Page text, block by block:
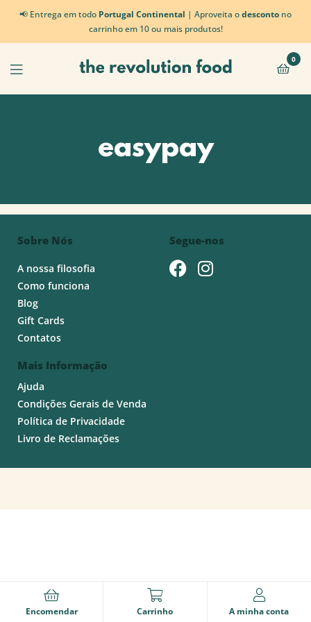
📢 Entrega em todo Portugal Continental | Aproveita odesconto no
carrinho em 10 ou mais produtos!
0
easypay
Sobre Nós
A nossa filosofia
Como funciona
Blog
Gift Cards
Contatos
Mais Informação
Ajuda
Condições Gerais de Venda
Política de Privacidade
Livro de Reclamações
Segue-nos
Encomendar Carrinho A minha conta